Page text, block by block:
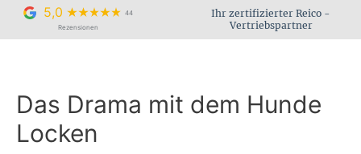
springen
5,0
44
Rezensionen
Ihr zertifizierter Reico -
Vertriebspartner
Das Drama mit dem Hunde
Locken